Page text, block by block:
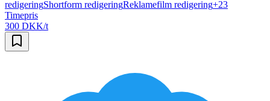
redigeringShortform redigeringReklamefilm redigering+23
Timepris
300 DKK/t